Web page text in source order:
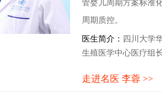
管婴儿周期方案标准
周期质控。
医生简介： 四川大学
生殖医学中心医疗组
凉山州第一家不孕不
视台采访，特邀成为
走进名医 李蓉 >>